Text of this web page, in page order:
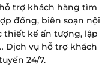
trợ khách hàng tìm
đồng, biên soạn nội
thiết kế ấn tượng, lập
Dịch vụ hỗ trợ khách
24/7.